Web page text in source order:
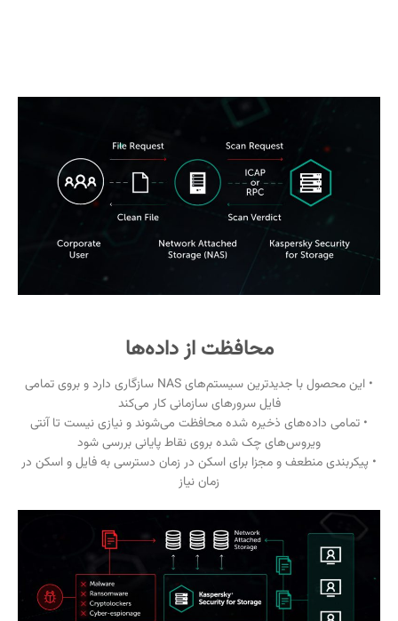
محافظت از داده‌ها
• این محصول با جدیدترین سیستم‌های NAS سازگاری دارد و بروی تمامی
فایل‌ سرورهای سازمانی کار می‌کند
• تمامی داده‌های ذخیره شده محافظت می‌شوند و نیازی نیست تا آنتی
ویروس‌های چک شده بروی نقاط پایانی بررسی شود
• پیکربندی منطعف و مجزا برای اسکن در زمان دسترسی به فایل و اسکن در
زمان نیاز